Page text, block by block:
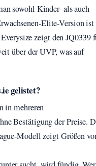
sowohl Kinder- als auch
Elite-Version ist
zeigt den JQ0339
über der UVP, was auf
gelistet?
in mehreren
Bestätigung der Preise.
Modell zeigt Größen